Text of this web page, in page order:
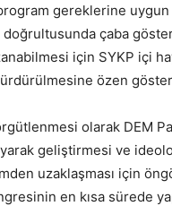
gereklerine
doğrultusunda çaba
için SYKP içi
özen
olarak DEM
geliştirmesi ve
uzaklaşması için
en kısa sürede